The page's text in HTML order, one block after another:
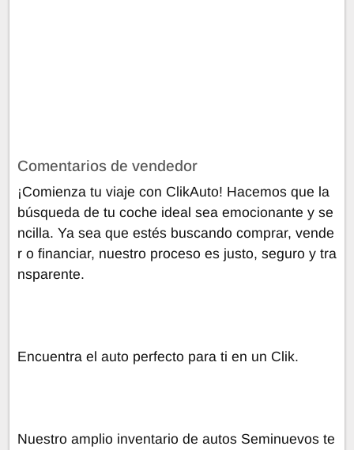
Comentarios de vendedor
¡Comienza tu viaje con ClikAuto! Hacemos que la
búsqueda de tu coche ideal sea emocionante y se
ncilla. Ya sea que estés buscando comprar, vende
r o financiar, nuestro proceso es justo, seguro y tra
nsparente.
Encuentra el auto perfecto para ti en un Clik.
Nuestro amplio inventario de autos Seminuevos te